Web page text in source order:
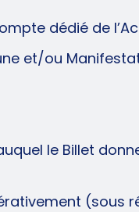
dédié de
et/ou
le Billet
(sous